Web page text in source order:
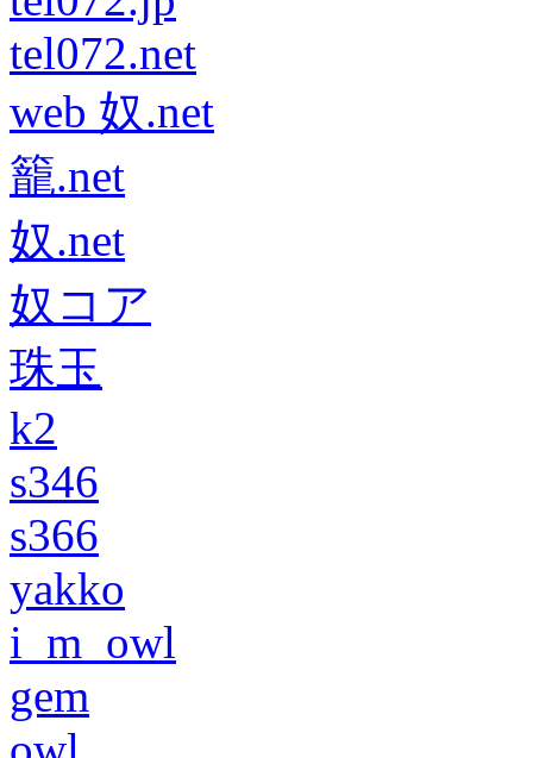
tel072.net
web 奴.net
籠.net
奴.net
奴コア
珠玉
k2
s346
s366
yakko
i_m_owl
gem